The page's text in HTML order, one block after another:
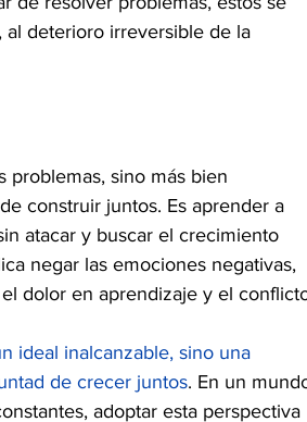
al deterioro irreversible de la
problemas, sino más bien
construir juntos. Es aprender a
atacar y buscar el crecimiento
negar las emociones negativas,
dolor en aprendizaje y el
ideal inalcanzable, sino una
de crecer juntos. En un
adoptar esta perspectiva